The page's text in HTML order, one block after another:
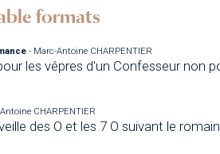
formats
- Marc-Antoine CHARPENTIER
les vêpres d'un Confesseur non
CHARPENTIER
des O et les 7 O suivant le